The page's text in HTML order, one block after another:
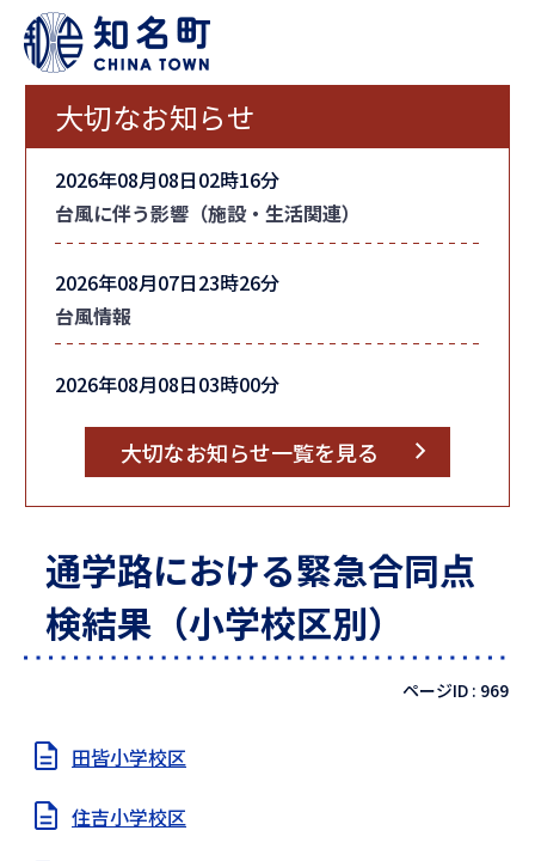
大切なお知らせ
2026年08月08日02時16分
台風に伴う影響（施設・生活関連）
2026年08月07日23時26分
台風情報
2026年08月08日03時00分
大切なお知らせ一覧を見る
通学路における緊急合同点
検結果（小学校区別）
ページID : 969
田皆小学校区
住吉小学校区